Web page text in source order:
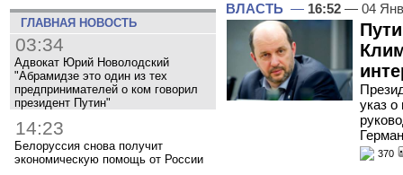
ГЛАВНАЯ НОВОСТЬ
03:34
Адвокат Юрий Новолодский
"Абрамидзе это один из тех
предпринимателей о ком говорил
президент Путин"
14:23
Белоруссия снова получит
экономическую помощь от России
ВЛАСТЬ — 16:52 — 04
указ о
370